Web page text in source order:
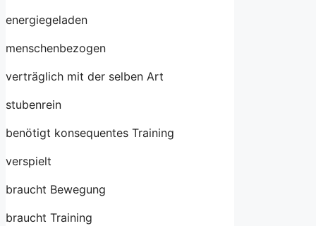
energiegeladen
menschenbezogen
verträglich mit der selben Art
stubenrein
benötigt konsequentes Training
verspielt
braucht Bewegung
braucht Training